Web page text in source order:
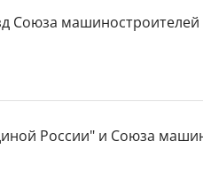
Союза машиностроителей
России" и Союза